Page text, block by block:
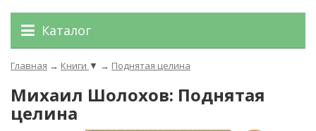
Каталог
Главная → Книги ▼ → Поднятая целина
Михаил Шолохов: Поднятая
целина